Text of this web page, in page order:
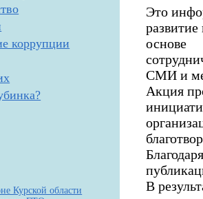
коррупции
Курской области
Это
развитие
основе
СМИ и
Акция
В